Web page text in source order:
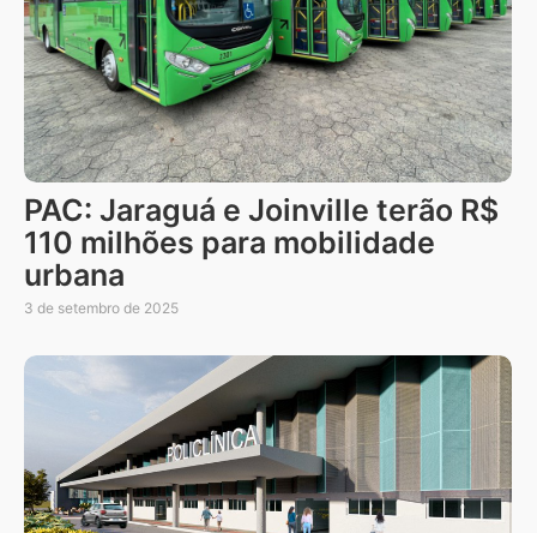
PAC: Jaraguá e Joinville terão R$
110 milhões para mobilidade
urbana
3 de setembro de 2025